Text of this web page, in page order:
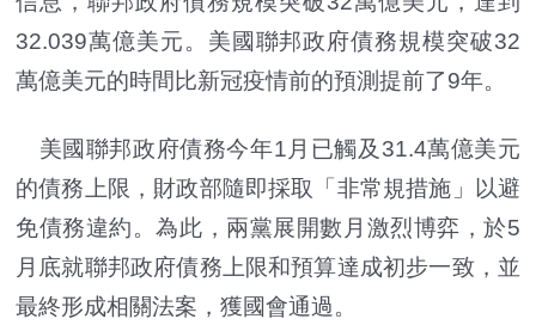
32.039萬億美元。美國聯邦政府債務規模突破32
萬億美元的時間比新冠疫情前的預測提前了9年。
美國聯邦政府債務今年1月已觸及31.4萬億美元
的債務上限，財政部隨即採取「非常規措施」以避
免債務違約。為此，兩黨展開數月激烈博弈，於5
月底就聯邦政府債務上限和預算達成初步一致，並
最終形成相關法案，獲國會通過。